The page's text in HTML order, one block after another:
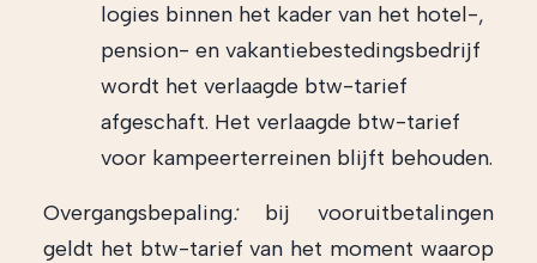
logies binnen het kader van het hotel-,
pension- en vakantiebestedingsbedrijf
wordt het verlaagde btw-tarief
afgeschaft. Het verlaagde btw-tarief
voor kampeerterreinen blijft behouden.
Overgangsbepaling: bij vooruitbetalingen
geldt het btw-tarief van het moment waarop